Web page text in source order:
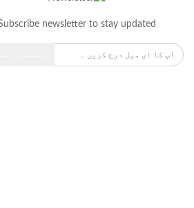
newsletter to stay updated.